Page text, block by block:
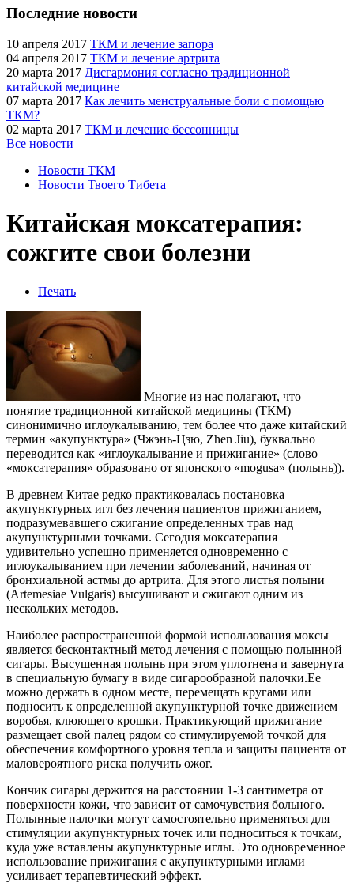
Последние новости
10 апреля 2017 ТКМ и лечение запора
04 апреля 2017 ТКМ и лечение артрита
20 марта 2017 Дисгармония согласно традиционной
китайской медицине
07 марта 2017 Как лечить менструальные боли с помощью
ТКМ?
02 марта 2017 ТКМ и лечение бессонницы
Все новости
Новости ТКМ
Новости Твоего Тибета
Китайская моксатерапия:
сожгите свои болезни
Печать
Многие из нас полагают, что
понятие традиционной китайской медицины (ТКМ)
синонимично иглоукалыванию, тем более что даже китайский
термин «акупунктура» (Чжэнь-Цзю, Zhen Jiu), буквально
переводится как «иглоукалывание и прижигание» (слово
«моксатерапия» образовано от японского «mogusa» (полынь)).
В древнем Китае редко практиковалась постановка
акупунктурных игл без лечения пациентов прижиганием,
подразумевавшего сжигание определенных трав над
акупунктурными точками. Сегодня моксатерапия
удивительно успешно применяется одновременно с
иглоукалыванием при лечении заболеваний, начиная от
бронхиальной астмы до артрита. Для этого листья полыни
(Artemesiae Vulgaris) высушивают и сжигают одним из
нескольких методов.
Наиболее распространенной формой использования моксы
является бесконтактный метод лечения с помощью полынной
сигары. Высушенная полынь при этом уплотнена и завернута
в специальную бумагу в виде сигарообразной палочки.Ее
можно держать в одном месте, перемещать кругами или
подносить к определенной акупунктурной точке движением
воробья, клюющего крошки. Практикующий прижигание
размещает свой палец рядом со стимулируемой точкой для
обеспечения комфортного уровня тепла и защиты пациента от
маловероятного риска получить ожог.
Кончик сигары держится на расстоянии 1-3 сантиметра от
поверхности кожи, что зависит от самочувствия больного.
Полынные палочки могут самостоятельно применяться для
стимуляции акупунктурных точек или подноситься к точкам,
куда уже вставлены акупунктурные иглы. Это одновременное
использование прижигания с акупунктурными иглами
усиливает терапевтический эффект.